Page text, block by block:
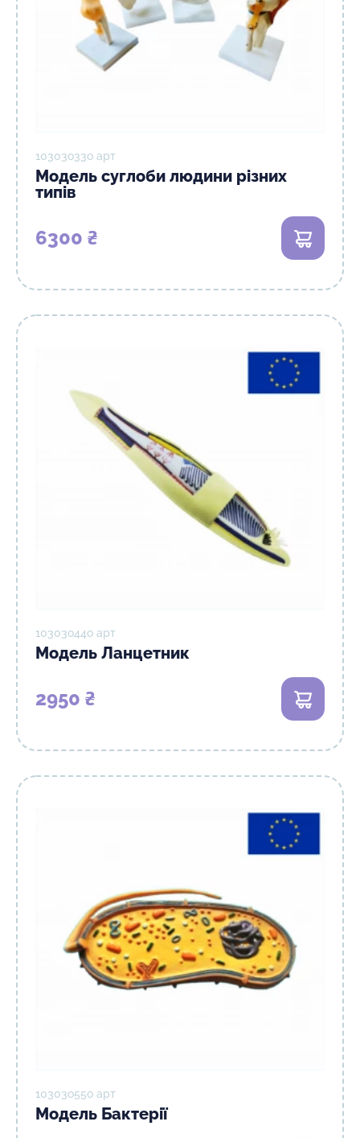
10303о33о арт
Модель суглоби людини різних
типів
6300 ₴
10303о44о арт
Модель Ланцетник
2950 ₴
10303о55о арт
Модель Бактерії